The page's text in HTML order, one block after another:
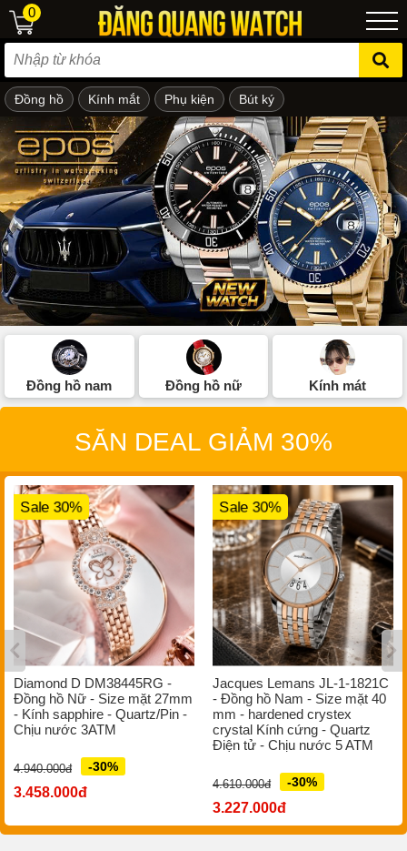
em
0
Đồng hồ Kính mắt Phụ kiện Bút ký
Đồng hồ nam Đồng hồ nữ Kính mát
SĂN DEAL GIẢM 30%
Sale 30%
Diamond D DM38445RG -
Đồng hồ Nữ - Size mặt 27mm
- Kính sapphire - Quartz/Pin -
Chịu nước 3ATM
4.940.000đ -30%
3.458.000đ
Sale 30%
Jacques Lemans JL-1-1821C
- Đồng hồ Nam - Size mặt 40
mm - hardened crystex
crystal Kính cứng - Quartz
Điện tử - Chịu nước 5 ATM
4.610.000đ -30%
3.227.000đ